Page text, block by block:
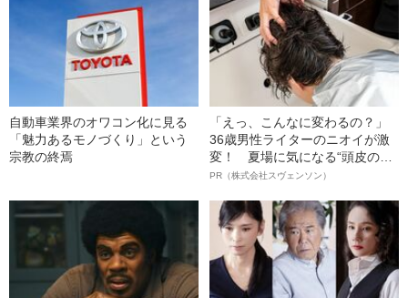
自動車業界のオワコン化に見る
「魅力あるモノづくり」という
宗教の終焉
「えっ、こんなに変わるの？」
36歳男性ライターのニオイが激
変！ 夏場に気になる“頭皮のニ
オイ”や“ベタつき”を解消す
ト”が生み出した徹底ケアとは
PR（株式会社スヴェンソン）